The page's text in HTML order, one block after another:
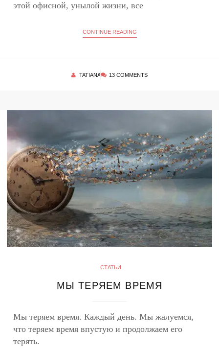
этой офисной, унылой жизни, все
CONTINUE READING
TATIANA 13 COMMENTS
СТАТЬИ
МЫ ТЕРЯЕМ ВРЕМЯ
Мы теряем время. Каждый день. Мы жалуемся,
что теряем время впустую и продолжаем его
терять.